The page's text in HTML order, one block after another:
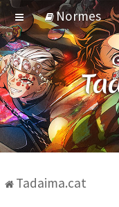
Normes
Tadaima.cat